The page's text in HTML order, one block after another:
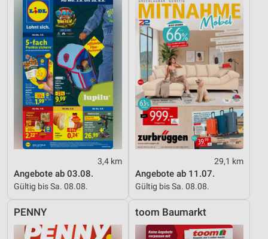
3,4 km
Angebote ab 03.08.
Gültig bis Sa. 08.08.
29,1 km
Angebote ab 11.07.
Gültig bis Sa. 08.08.
PENNY toom Baumarkt